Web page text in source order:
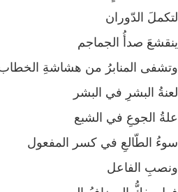
لتكملَ الدّوران
ينقشعَ صدأُ الجماجم
وتشفى المنابرُ من هشاشةِ
لعنةُ البشرِ في البشر
علةُ الجوعِ في الشبع
سوءُ الطّالعِ في كسر المفعول
ونصبِ الفاعل